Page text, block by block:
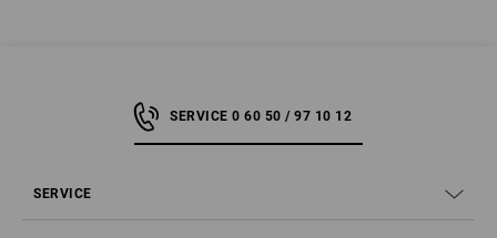
SERVICE 0 60 50 / 97 10 12
SERVICE